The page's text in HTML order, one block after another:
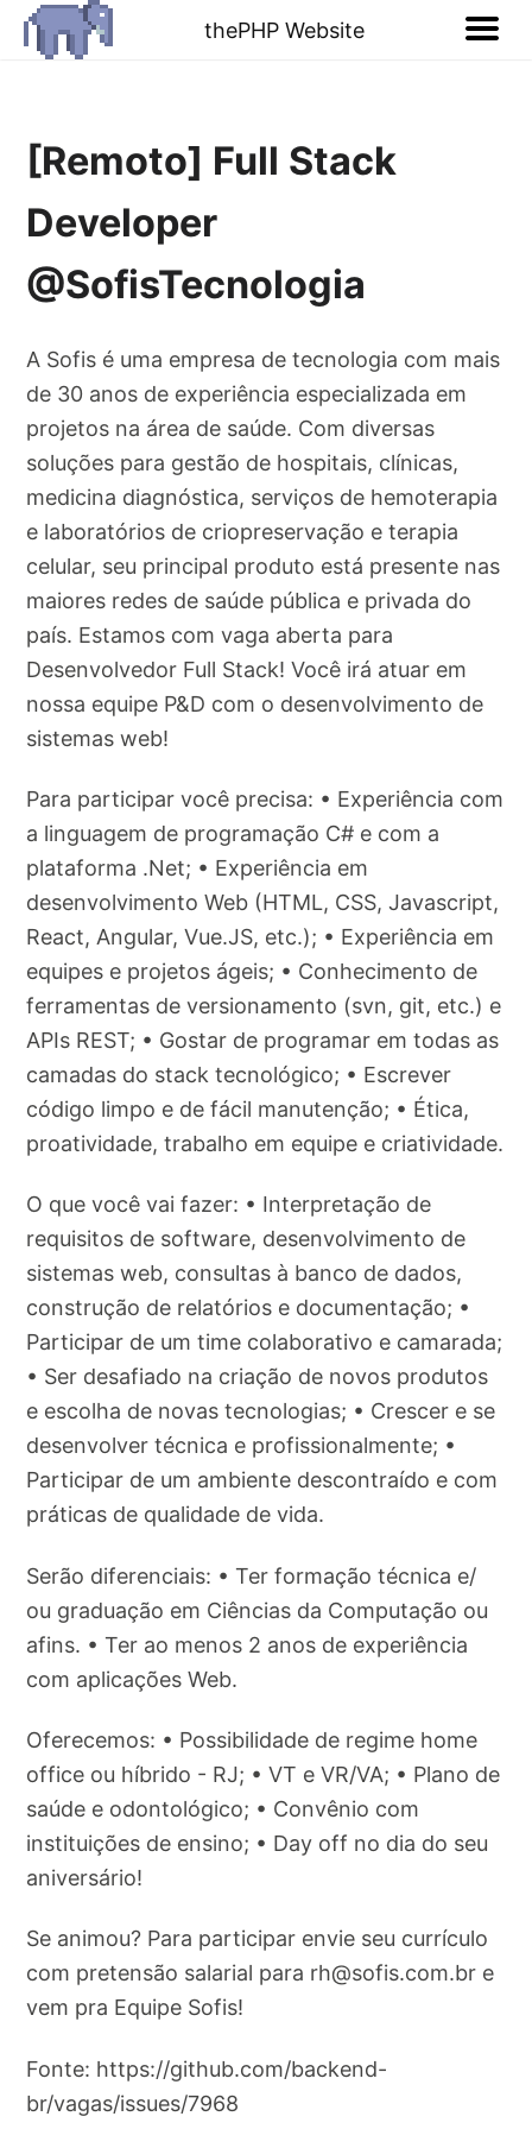
thePHP Website
[Remoto] Full Stack
Developer
@SofisTecnologia
A Sofis é uma empresa de tecnologia com mais
de 30 anos de experiência especializada em
projetos na área de saúde. Com diversas
soluções para gestão de hospitais, clínicas,
medicina diagnóstica, serviços de hemoterapia
e laboratórios de criopreservação e terapia
celular, seu principal produto está presente nas
maiores redes de saúde pública e privada do
país. Estamos com vaga aberta para
Desenvolvedor Full Stack! Você irá atuar em
nossa equipe P&D com o desenvolvimento de
sistemas web!
Para participar você precisa: • Experiência com
a linguagem de programação C# e com a
plataforma .Net; • Experiência em
desenvolvimento Web (HTML, CSS, Javascript,
React, Angular, Vue.JS, etc.); • Experiência em
equipes e projetos ágeis; • Conhecimento de
ferramentas de versionamento (svn, git, etc.) e
APIs REST; • Gostar de programar em todas as
camadas do stack tecnológico; • Escrever
código limpo e de fácil manutenção; • Ética,
proatividade, trabalho em equipe e criatividade.
O que você vai fazer: • Interpretação de
requisitos de software, desenvolvimento de
sistemas web, consultas à banco de dados,
construção de relatórios e documentação; •
Participar de um time colaborativo e camarada;
• Ser desafiado na criação de novos produtos
e escolha de novas tecnologias; • Crescer e se
desenvolver técnica e profissionalmente; •
Participar de um ambiente descontraído e com
práticas de qualidade de vida.
Serão diferenciais: • Ter formação técnica e/
ou graduação em Ciências da Computação ou
afins. • Ter ao menos 2 anos de experiência
com aplicações Web.
Oferecemos: • Possibilidade de regime home
office ou híbrido - RJ; • VT e VR/VA; • Plano de
saúde e odontológico; • Convênio com
instituições de ensino; • Day off no dia do seu
aniversário!
Se animou? Para participar envie seu currículo
com pretensão salarial para rh@sofis.com.br e
vem pra Equipe Sofis!
Fonte: https://github.com/backend-
br/vagas/issues/7968